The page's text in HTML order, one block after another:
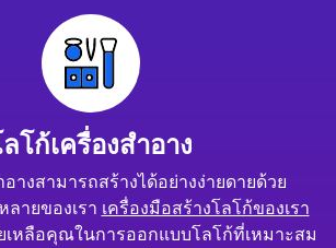
โก้เครื่องสำอาง
อางสามารถสร้างได้อย่างง่ายดายด้วย
ลายของเรา เครื่องมือสร้างโลโก้ของเรา
เหลือคุณในการออกแบบโลโก้ที่เหมาะสม